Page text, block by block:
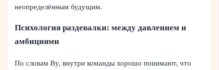
неопределённым будущим.
Психология раздевалки: между давлением и
амбициями
По словам Ву, внутри команды хорошо понимают, что